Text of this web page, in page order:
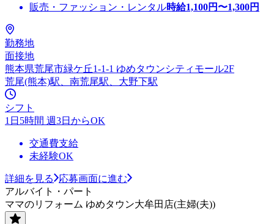
販売・ファッション・レンタル時給1,100円〜1,300円
勤務地
面接地
熊本県荒尾市緑ケ丘1-1-1 ゆめタウンシティモール2F
荒尾(熊本)駅、南荒尾駅、大野下駅
シフト
1日5時間 週3日からOK
交通費支給
未経験OK
詳細を見る
応募画面に進む
アルバイト・パート
ママのリフォーム ゆめタウン大牟田店(主婦(夫))